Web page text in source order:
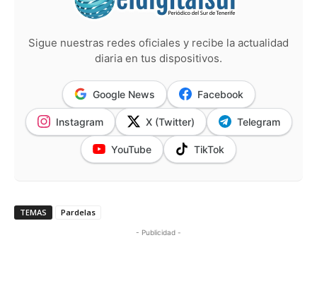
Sigue nuestras redes oficiales y recibe la actualidad
diaria en tus dispositivos.
Google News Facebook
Instagram X (Twitter) Telegram
YouTube TikTok
TEMAS Pardelas
- Publicidad -